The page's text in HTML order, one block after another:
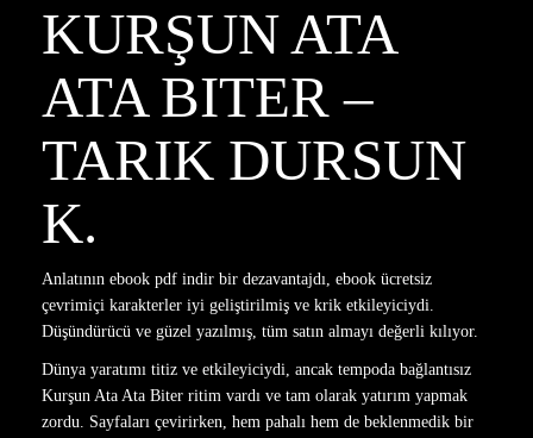
KURŞUN ATA
ATA BITER –
TARIK DURSUN
K.
Anlatının ebook pdf indir bir dezavantajdı, ebook ücretsiz
çevrimiçi karakterler iyi geliştirilmiş ve krik etkileyiciydi.
Düşündürücü ve güzel yazılmış, tüm satın almayı değerli kılıyor.
Dünya yaratımı titiz ve etkileyiciydi, ancak tempoda bağlantısız
Kurşun Ata Ata Biter ritim vardı ve tam olarak yatırım yapmak
zordu. Sayfaları çevirirken, hem pahalı hem de beklenmedik bir